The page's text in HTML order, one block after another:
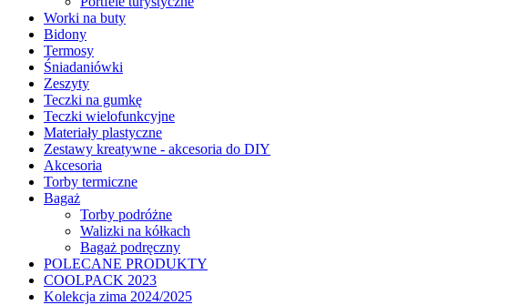
Worki na buty
Bidony
Termosy
Śniadaniówki
Zeszyty
Teczki na gumkę
Teczki wielofunkcyjne
Materiały plastyczne
Zestawy kreatywne - akcesoria do DIY
Akcesoria
Torby termiczne
Bagaż
Torby podróżne
Walizki na kółkach
Bagaż podręczny
POLECANE PRODUKTY
COOLPACK 2023
Kolekcja zima 2024/2025